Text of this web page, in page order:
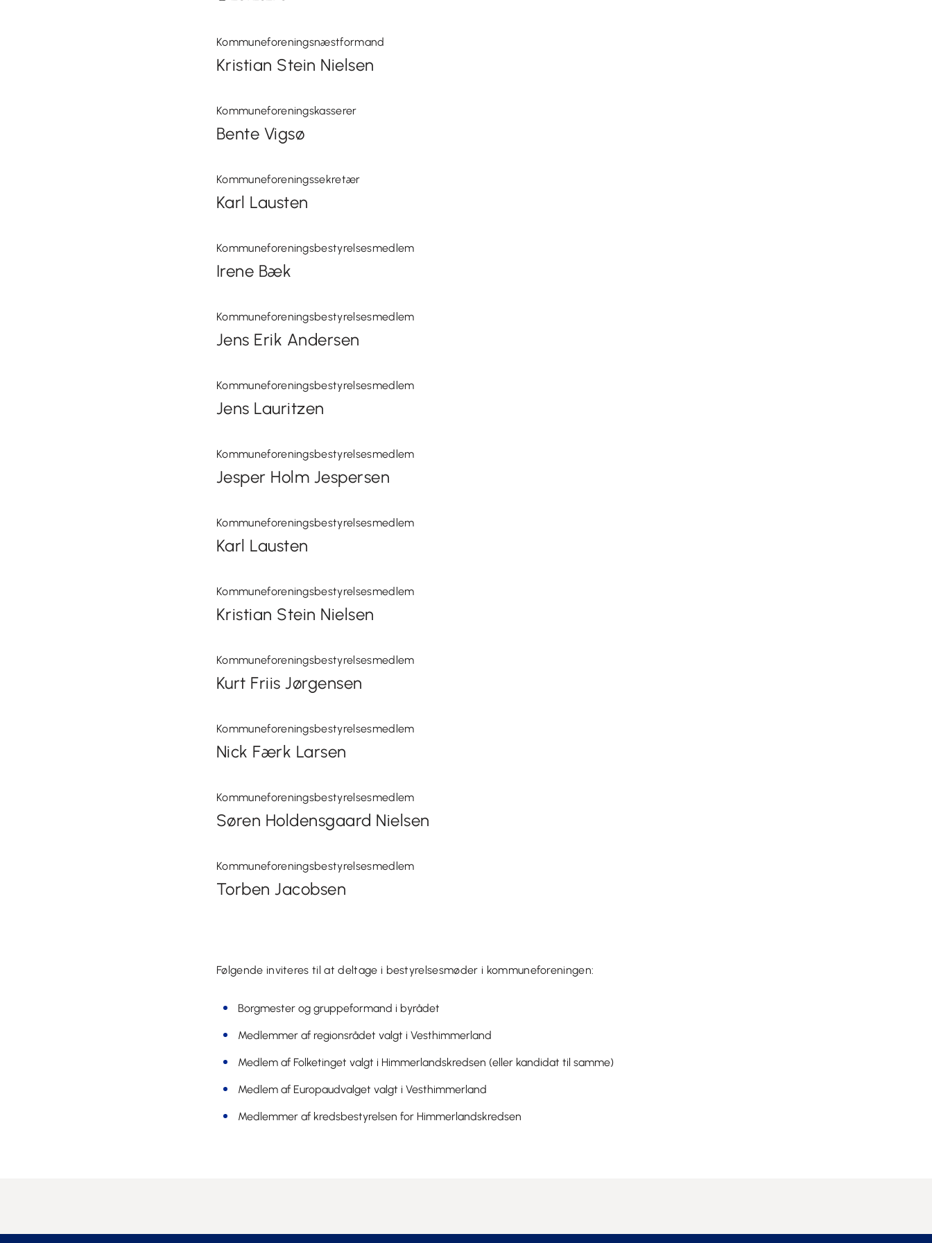
Kommuneforeningsnæstformand
Kristian Stein Nielsen
Kommuneforeningskasserer
Bente Vigsø
Kommuneforeningssekretær
Karl Lausten
Kommuneforeningsbestyrelsesmedlem
Irene Bæk
Kommuneforeningsbestyrelsesmedlem
Jens Erik Andersen
Kommuneforeningsbestyrelsesmedlem
Jens Lauritzen
Kommuneforeningsbestyrelsesmedlem
Jesper Holm Jespersen
Kommuneforeningsbestyrelsesmedlem
Karl Lausten
Kommuneforeningsbestyrelsesmedlem
Kristian Stein Nielsen
Kommuneforeningsbestyrelsesmedlem
Kurt Friis Jørgensen
Kommuneforeningsbestyrelsesmedlem
Nick Færk Larsen
Kommuneforeningsbestyrelsesmedlem
Søren Holdensgaard Nielsen
Kommuneforeningsbestyrelsesmedlem
Torben Jacobsen
Følgende inviteres til at deltage i bestyrelsesmøder i kommuneforeningen:
Borgmester og gruppeformand i byrådet
Medlemmer af regionsrådet valgt i Vesthimmerland
Medlem af Folketinget valgt i Himmerlandskredsen (eller kandidat til samme)
Medlem af Europaudvalget valgt i Vesthimmerland
Medlemmer af kredsbestyrelsen for Himmerlandskredsen